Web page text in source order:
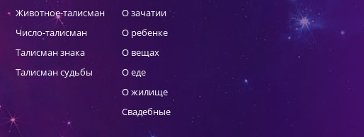
Животное-талисман
Число-талисман
Талисман знака
Талисман судьбы
О зачатии
О ребенке
О вещах
О еде
О жилище
Свадебные